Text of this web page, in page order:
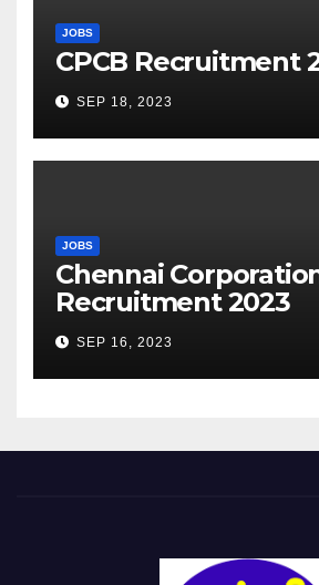
JOBS
CPCB Recruitment
SEP 18, 2023
JOBS
Chennai
Recruitment 2023
SEP 16, 2023